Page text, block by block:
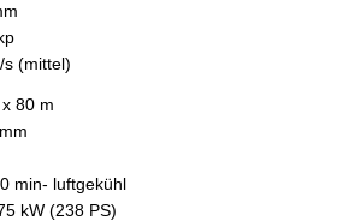
s (mittel)
80 m
min- luftgekühl
kW (238 PS)